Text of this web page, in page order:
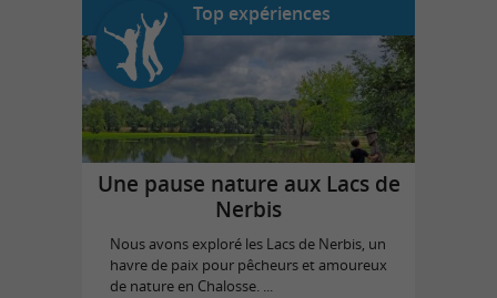
Top expériences
Une pause nature aux Lacs de
Nerbis
Nous avons exploré les Lacs de Nerbis, un
havre de paix pour pêcheurs et amoureux
de nature en Chalosse. ...